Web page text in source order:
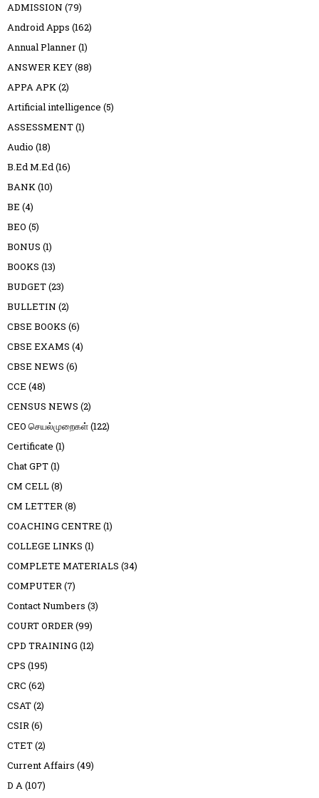
ADMISSION (79)
Android Apps (162)
Annual Planner(1)
ANSWER KEY(88)
APPA APK(2)
Artificial intelligence (5)
ASSESSMENT(1)
Audio (18)
B.Ed M.Ed(16)
BANK(10)
BE (4)
BEO (5)
BONUS (1)
BOOKS (13)
BUDGET(23)
BULLETIN (2)
CBSE BOOKS (6)
CBSE EXAMS (4)
CBSE NEWS (6)
CCE (48)
CENSUS NEWS (2)
CEO செயல்முறைகள்(122)
Certificate (1)
Chat GPT(1)
CM CELL(8)
CM LETTER(8)
COACHING CENTRE (1)
COLLEGE LINKS (1)
COMPLETE MATERIALS (34)
COMPUTER(7)
Contact Numbers (3)
COURT ORDER(99)
CPD TRAINING (12)
CPS (195)
CRC (62)
CSAT(2)
CSIR(6)
CTET(2)
Current Affairs (49)
D A(107)